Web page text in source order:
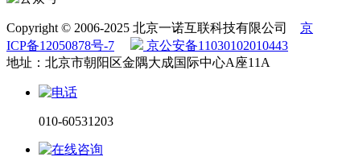
Copyright © 2006-2025 北京一诺互联科技有限公司 京
ICP备12050878号-7
京公安备11030102010443
地址：北京市朝阳区金隅大成国际中心A座11A
010-60531203